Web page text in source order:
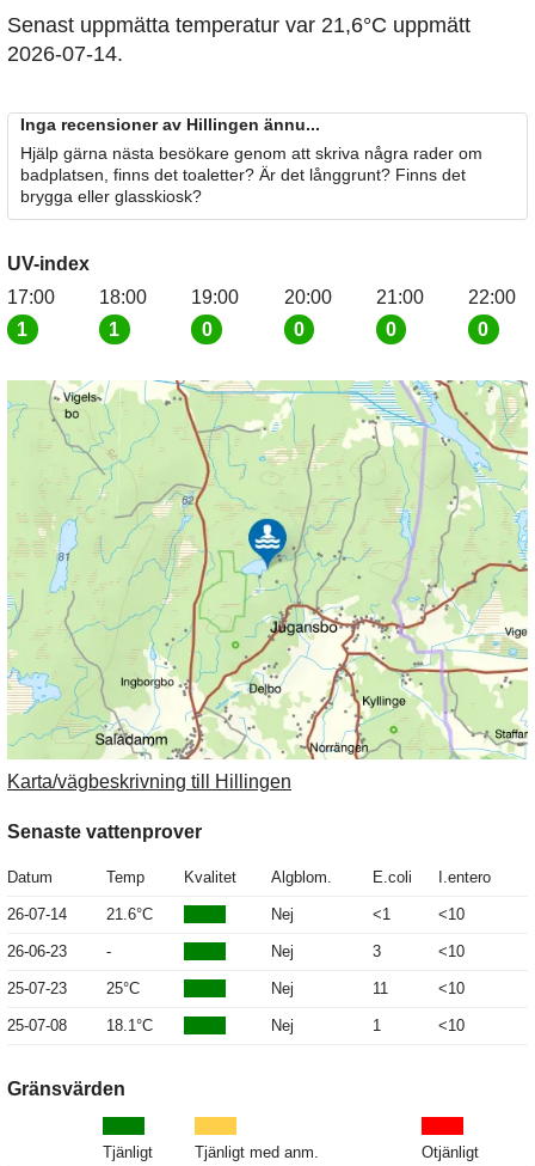
Senast uppmätta temperatur var 21,6°C uppmätt
2026-07-14.
Inga recensioner av Hillingen ännu...
Hjälp gärna nästa besökare genom att skriva några rader om
badplatsen, finns det toaletter? Är det långgrunt? Finns det
brygga eller glasskiosk?
UV-index
17:00
1
18:00
1
19:00
0
20:00
0
21:00
0
22:00
0
Karta/vägbeskrivning till Hillingen
Senaste vattenprover
Datum Temp Kvalitet Algblom. E.coli I.entero
26-07-14 21.6°C Nej <1 <10
26-06-23 - Nej 3 <10
25-07-23 25°C Nej 11 <10
25-07-08 18.1°C Nej 1 <10
Gränsvärden
Tjänligt Tjänligt med anm. Otjänligt